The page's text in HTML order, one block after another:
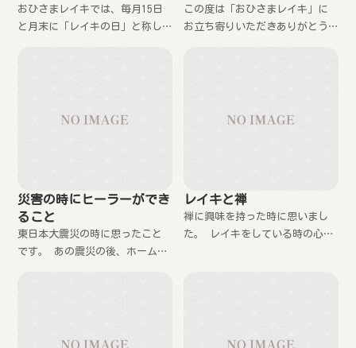
おひさまレイキでは、毎月15日
と月末に「レイキの日」と称し
この度は「おひさまレイキ」に
お立ち寄りいただきありがとう
年 大阪府に生ま
災害の時にヒーラーができ
ること
東日本大震災の時に思ったこと
です。 あの震災の後、ホームペ
あまり見かけませんでした。 と
レイキと禅
禅に興味を持った時に思いまし
た。 レイキをしている時の心の